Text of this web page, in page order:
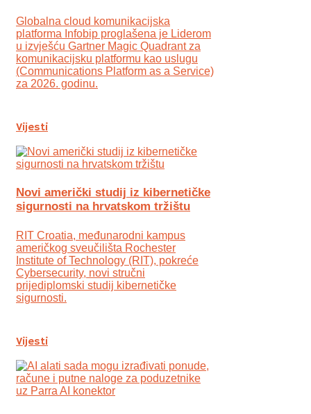
Globalna cloud komunikacijska
platforma Infobip proglašena je Liderom
u izvješću Gartner Magic Quadrant za
komunikacijsku platformu kao uslugu
(Communications Platform as a Service)
za 2026. godinu.
Vijesti
Novi američki studij iz kibernetičke
sigurnosti na hrvatskom tržištu
RIT Croatia, međunarodni kampus
američkog sveučilišta Rochester
Institute of Technology (RIT), pokreće
Cybersecurity, novi stručni
prijediplomski studij kibernetičke
sigurnosti.
Vijesti